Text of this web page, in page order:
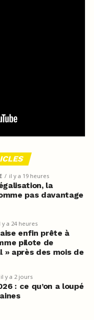
il y a 19 heures
la
pas davantage
y a 24 heures
enfin prête à
pilote de
» après des mois de
il y a 2 jours
: ce qu’on a loupé